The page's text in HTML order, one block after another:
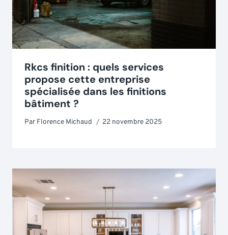
Rkcs finition : quels services
propose cette entreprise
spécialisée dans les finitions
bâtiment ?
Par Florence Michaud 22 novembre 2025